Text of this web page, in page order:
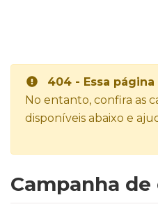
404 - Essa
No entanto, confira as
disponíveis abaixo e
Campanha de